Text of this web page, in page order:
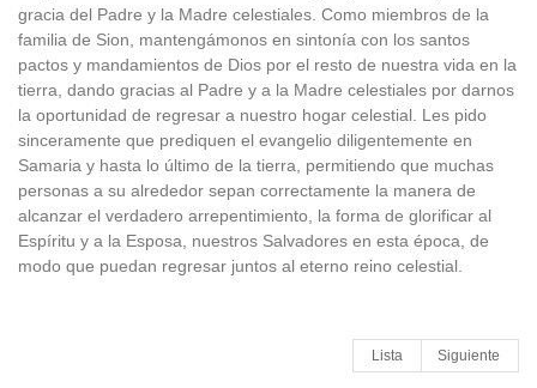
gracia del Padre y la Madre celestiales. Como miembros de la
familia de Sion, mantengámonos en sintonía con los santos
pactos y mandamientos de Dios por el resto de nuestra vida en la
tierra, dando gracias al Padre y a la Madre celestiales por darnos
la oportunidad de regresar a nuestro hogar celestial. Les pido
sinceramente que prediquen el evangelio diligentemente en
Samaria y hasta lo último de la tierra, permitiendo que muchas
personas a su alrededor sepan correctamente la manera de
alcanzar el verdadero arrepentimiento, la forma de glorificar al
Espíritu y a la Esposa, nuestros Salvadores en esta época, de
modo que puedan regresar juntos al eterno reino celestial.
Lista Siguiente